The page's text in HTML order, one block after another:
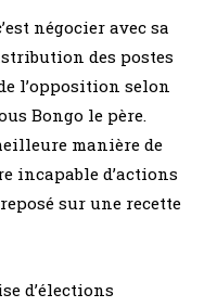
négocier avec sa
des postes
l’opposition selon
Bongo le père.
manière de
incapable d’actions
sur une recette
d’élections